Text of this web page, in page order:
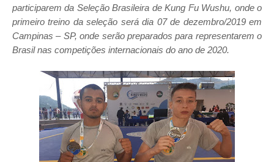
participarem da Seleção Brasileira de Kung Fu Wushu, onde o
primeiro treino da seleção será dia 07 de dezembro/2019 em
Campinas – SP, onde serão preparados para representarem o
Brasil nas competições internacionais do ano de 2020.